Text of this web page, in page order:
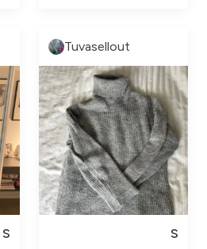
S
Tuvasellout
S